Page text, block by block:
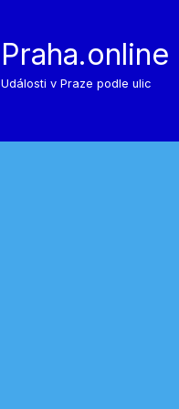
Praha.online
Události v Praze podle ulic